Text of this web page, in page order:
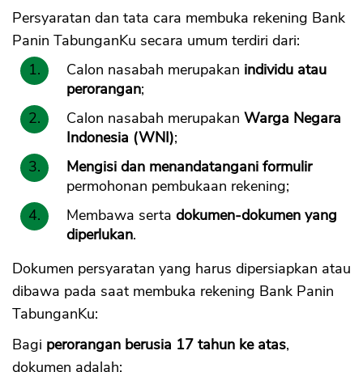
Persyaratan dan tata cara membuka rekening Bank
Panin TabunganKu secara umum terdiri dari:
Calon nasabah merupakan individu atau
perorangan;
Calon nasabah merupakan Warga Negara
Indonesia (WNI);
Mengisi dan menandatangani formulir
permohonan pembukaan rekening;
Membawa serta dokumen-dokumen yang
diperlukan.
Dokumen persyaratan yang harus dipersiapkan atau
dibawa pada saat membuka rekening Bank Panin
TabunganKu:
Bagi perorangan berusia 17 tahun ke atas,
dokumen adalah: